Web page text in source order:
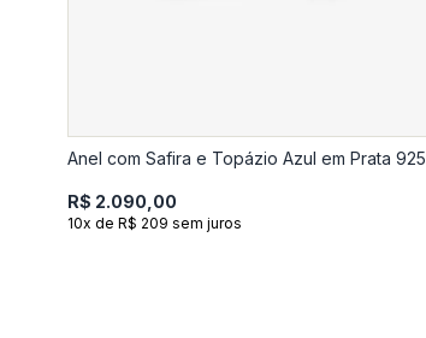
Anel com Safira e Topázio Azul em Prata 925
R$ 2.090,00
10x de R$ 209 sem juros